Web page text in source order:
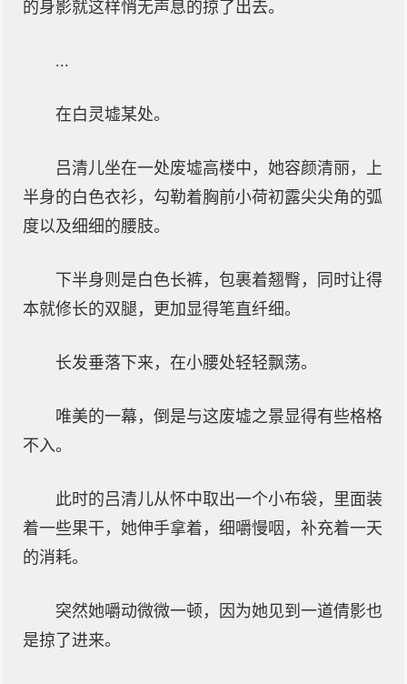
的身影就这样悄无声息的掠了出去。
...
在白灵墟某处。
吕清儿坐在一处废墟高楼中，她容颜清丽，上
半身的白色衣衫，勾勒着胸前小荷初露尖尖角的弧
度以及细细的腰肢。
下半身则是白色长裤，包裹着翘臀，同时让得
本就修长的双腿，更加显得笔直纤细。
长发垂落下来，在小腰处轻轻飘荡。
唯美的一幕，倒是与这废墟之景显得有些格格
不入。
此时的吕清儿从怀中取出一个小布袋，里面装
着一些果干，她伸手拿着，细嚼慢咽，补充着一天
的消耗。
突然她嚼动微微一顿，因为她见到一道倩影也
是掠了进来。